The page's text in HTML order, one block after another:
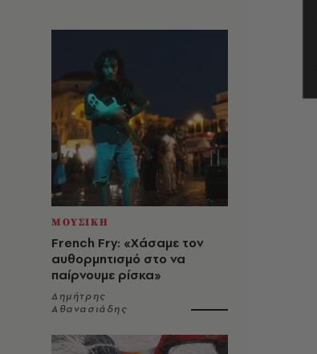
ΜΟΥΣΙΚΗ
French Fry: «Χάσαμε τον
αυθορμητισμό στο να
παίρνουμε ρίσκα»
Δημήτρης
Αθανασιάδης